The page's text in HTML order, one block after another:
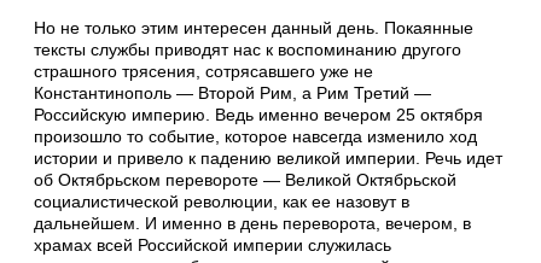
Но не только этим интересен данный день. Покаянные
тексты службы приводят нас к воспоминанию другого
страшного трясения, сотрясавшего уже не
Константинополь — Второй Рим, а Рим Третий —
Российскую империю. Ведь именно вечером 25 октября
произошло то событие, которое навсегда изменило ход
истории и привело к падению великой империи. Речь идет
об Октябрьском перевороте — Великой Октябрьской
социалистической революции, как ее назовут в
дальнейшем. И именно в день переворота, вечером, в
храмах всей Российской империи служилась